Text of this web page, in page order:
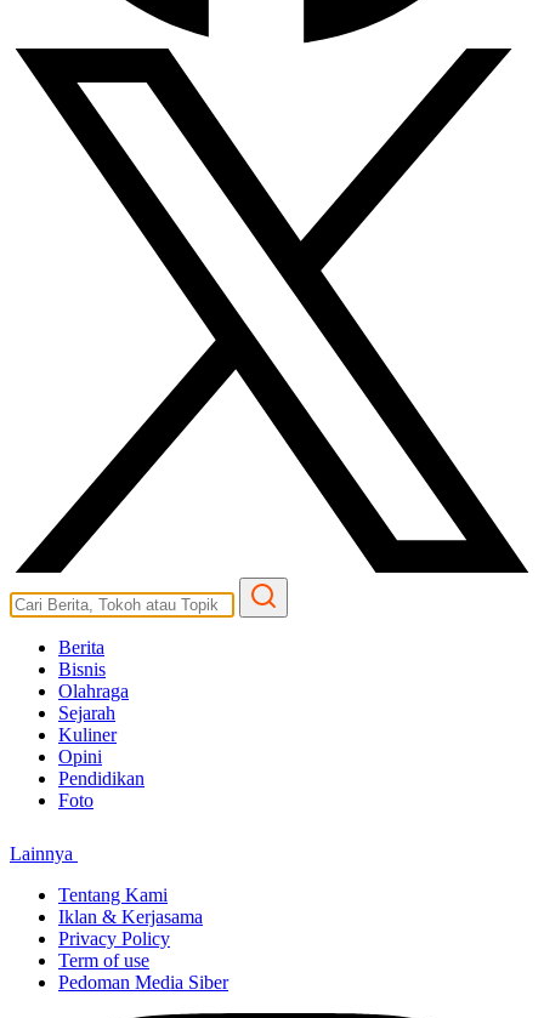
Berita
Bisnis
Olahraga
Sejarah
Kuliner
Opini
Pendidikan
Foto
Lainnya
Tentang Kami
Iklan & Kerjasama
Privacy Policy
Term of use
Pedoman Media Siber